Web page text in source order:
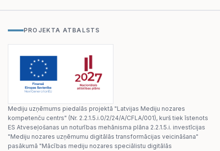
PROJEKTA ATBALSTS
Mediju uzņēmums piedalās projektā "Latvijas Mediju nozares
kompetenču centrs" (Nr. 2.2.1.5.i.0/2/24/A/CFLA/001), kurš tiek īstenots
ES Atveseļošanas un noturības mehānisma plāna 2.2.1.5.i. investīcijas
"Mediju nozares uzņēmumu digitālās transformācijas veicināšana"
pasākumā "Mācības mediju nozares speciālistu digitālās